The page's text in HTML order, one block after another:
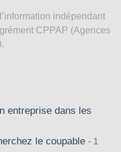
indépendant
CPPAP (Agences
entreprise dans les
le coupable
1